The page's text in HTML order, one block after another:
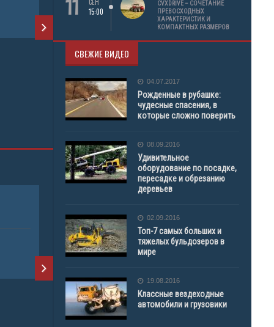
УСЛУГИ
КС 3575 10 ТОНН
АРЕНДА ТЕХНИКИ
11
15:00
CVXDRIVE – СОЧЕТАНИЕ
ПРЕВОСХОДНЫХ
ХАРАКТЕРИСТИК И
КОМПАКТНЫХ РАЗМЕРОВ
СВЕЖИЕ ВИДЕО
04.07.2017
Рожденные в рубашке:
чудесные спасения, в
которые сложно поверить
08.09.2016
Удивительное
оборудование по посадке,
пересадке и обрезанию
деревьев
02.09.2016
Топ-7 самых больших и
тяжелых бульдозеров в
мире
19.08.2016
Классные вездеходные
автомобили и грузовики